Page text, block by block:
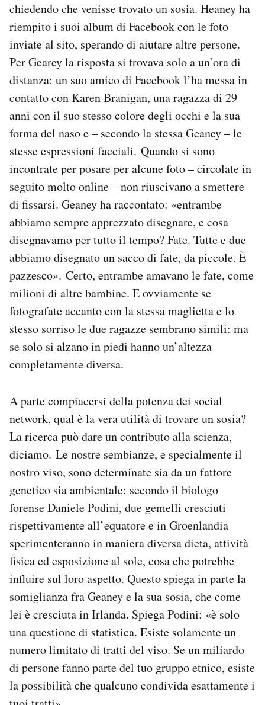
chiedendo che venisse trovato un sosia. Heaney ha
riempito i suoi album di Facebook con le foto
inviate al sito, sperando di aiutare altre persone.
Per Gearey la risposta si trovava solo a un’ora di
distanza: un suo amico di Facebook l’ha messa in
contatto con Karen Branigan, una ragazza di 29
anni con il suo stesso colore degli occhi e la sua
forma del naso e – secondo la stessa Geaney – le
stesse espressioni facciali. Quando si sono
incontrate per posare per alcune foto – circolate in
seguito molto online – non riuscivano a smettere
di fissarsi. Geaney ha raccontato: «entrambe
abbiamo sempre apprezzato disegnare, e cosa
disegnavamo per tutto il tempo? Fate. Tutte e due
abbiamo disegnato un sacco di fate, da piccole. È
pazzesco». Certo, entrambe amavano le fate, come
milioni di altre bambine. E ovviamente se
fotografate accanto con la stessa maglietta e lo
stesso sorriso le due ragazze sembrano simili: ma
se solo si alzano in piedi hanno un’altezza
completamente diversa.
A parte compiacersi della potenza dei social
network, qual è la vera utilità di trovare un sosia?
La ricerca può dare un contributo alla scienza,
diciamo. Le nostre sembianze, e specialmente il
nostro viso, sono determinate sia da un fattore
genetico sia ambientale: secondo il biologo
forense Daniele Podini, due gemelli cresciuti
rispettivamente all’equatore e in Groenlandia
sperimenteranno in maniera diversa dieta, attività
fisica ed esposizione al sole, cosa che potrebbe
influire sul loro aspetto. Questo spiega in parte la
somiglianza fra Geaney e la sua sosia, che come
lei è cresciuta in Irlanda. Spiega Podini: «è solo
una questione di statistica. Esiste solamente un
numero limitato di tratti del viso. Se un miliardo
di persone fanno parte del tuo gruppo etnico, esiste
la possibilità che qualcuno condivida esattamente i